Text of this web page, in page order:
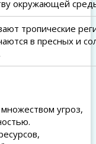
окружающей
тропические
в пресных и
угроз,